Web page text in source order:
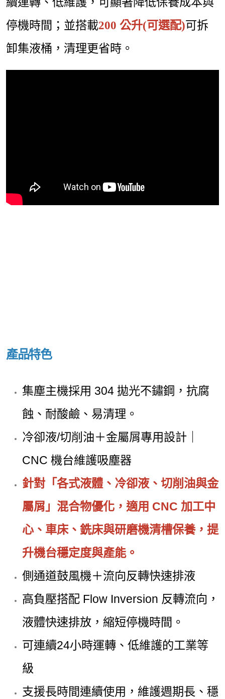
停機時間；並搭載200 公升(可選配)可拆
卸集液桶，清理更省時。
產品特色
集塵主機採用 304 拋光不鏽鋼，抗腐
蝕、耐酸鹼、易清理。
冷卻液/切削油＋金屬屑專用設計｜
CNC 機台維護吸塵器
針對「各式液體、冷卻液、切削油與金
屬屑」混合物優化，適用 CNC 加工中
心、車床、銑床與研磨機清槽保養，提
升機台穩定度與產能。
側通道鼓風機＋流向反轉快速排液
高負壓搭配 Flow Inversion 反轉流向，
液體快速排放，縮短停機時間。
可連續24小時運轉、低維護的工業等
級
支援長時間連續使用，維護週期長、穩